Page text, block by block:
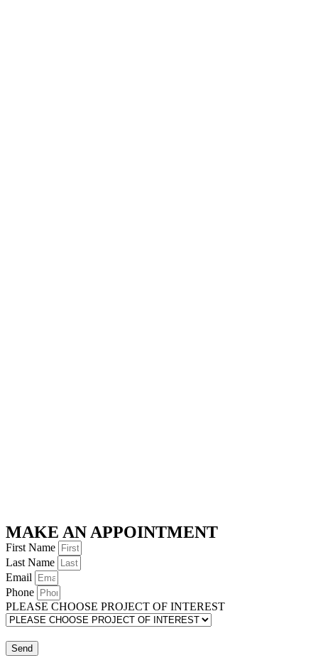
MAKE AN APPOINTMENT
First Name
Last Name
Email
Phone
PLEASE CHOOSE PROJECT OF INTEREST
Send